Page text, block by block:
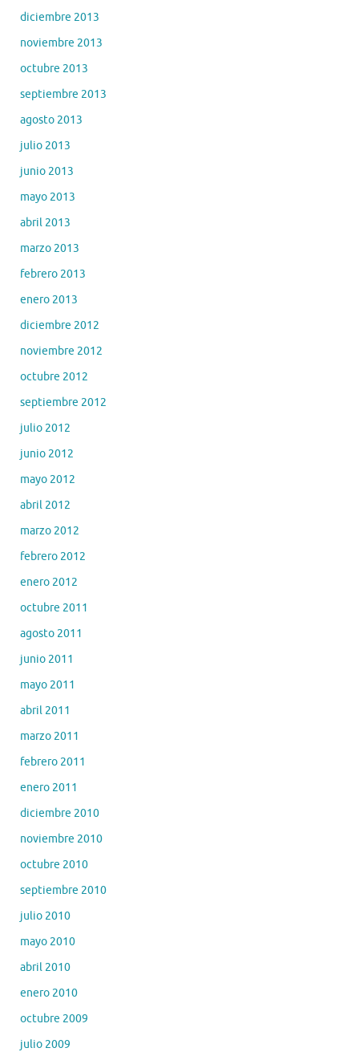
diciembre 2013
noviembre 2013
octubre 2013
septiembre 2013
agosto 2013
julio 2013
junio 2013
mayo 2013
abril 2013
marzo 2013
febrero 2013
enero 2013
diciembre 2012
noviembre 2012
octubre 2012
septiembre 2012
julio 2012
junio 2012
mayo 2012
abril 2012
marzo 2012
febrero 2012
enero 2012
octubre 2011
agosto 2011
junio 2011
mayo 2011
abril 2011
marzo 2011
febrero 2011
enero 2011
diciembre 2010
noviembre 2010
octubre 2010
septiembre 2010
julio 2010
mayo 2010
abril 2010
enero 2010
octubre 2009
julio 2009